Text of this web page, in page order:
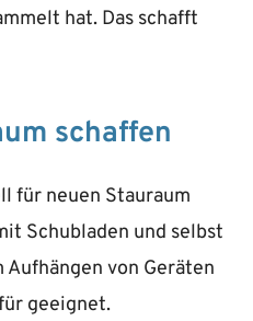
hat. Das schafft
schaffen
für neuen Stauraum
Schubladen und selbst
von Geräten
geeignet.